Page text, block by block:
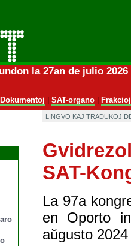
la 27an de julio
Dokumentoj SAT-organo| Frakcioj
LINGVO KAJ TRADUKOJ
SAT-
La 97a
en Oporto
aŭgusto